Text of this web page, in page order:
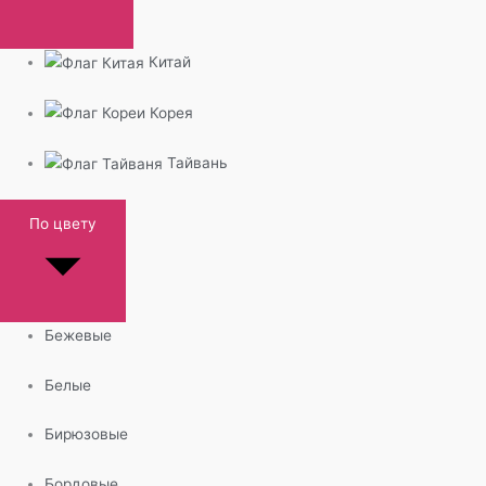
Китай
Корея
Тайвань
По цвету
Бежевые
Белые
Бирюзовые